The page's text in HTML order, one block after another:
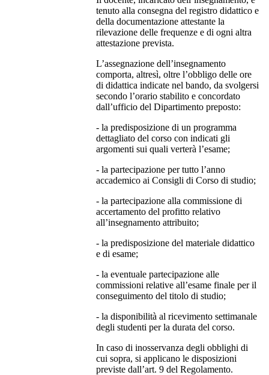
tenuto alla consegna del registro didattico e
della documentazione attestante la
rilevazione delle frequenze e di ogni altra
attestazione prevista.
L’assegnazione dell’insegnamento
comporta, altresì, oltre l’obbligo delle ore
di didattica indicate nel bando, da svolgersi
secondo l’orario stabilito e concordato
dall’ufficio del Dipartimento preposto:
- la predisposizione di un programma
dettagliato del corso con indicati gli
argomenti sui quali verterà l’esame;
- la partecipazione per tutto l’anno
accademico ai Consigli di Corso di studio;
- la partecipazione alla commissione di
accertamento del profitto relativo
all’insegnamento attribuito;
- la predisposizione del materiale didattico
e di esame;
- la eventuale partecipazione alle
commissioni relative all’esame finale per il
conseguimento del titolo di studio;
- la disponibilità al ricevimento settimanale
degli studenti per la durata del corso.
In caso di inosservanza degli obblighi di
cui sopra, si applicano le disposizioni
previste dall’art. 9 del Regolamento.